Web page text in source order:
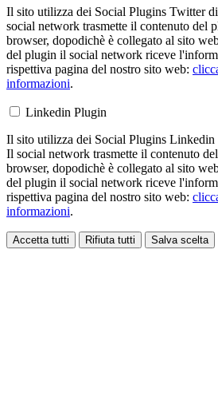
Il sito utilizza dei Social Plugins Twitter
social network trasmette il contenuto del
browser, dopodichè è collegato al sito
del plugin il social network riceve
rispettiva pagina del nostro sito web:
informazioni.
Linkedin Plugin
Il sito utilizza dei Social Plugins
Il social network trasmette il contenuto
browser, dopodichè è collegato al sito
del plugin il social network riceve
rispettiva pagina del nostro sito web:
informazioni.
Accetta tutti Rifiuta tutti Salva scelta